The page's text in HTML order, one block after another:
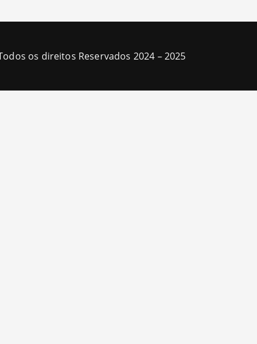
os direitos Reservados 2024 – 2025